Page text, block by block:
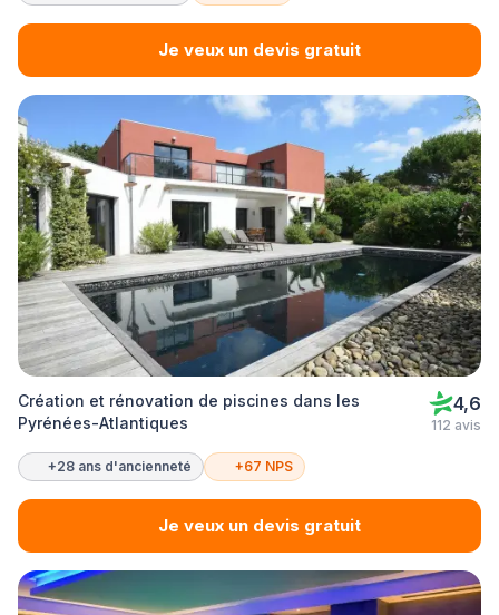
Je veux un devis gratuit
Création et rénovation de piscines dans les
Pyrénées-Atlantiques
4,6
112 avis
+28 ans d'ancienneté +67 NPS
Je veux un devis gratuit